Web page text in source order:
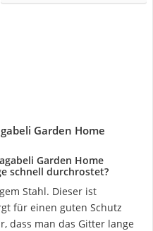
Garden Home
Garden Home
schnell durchrostet?
Stahl. Dieser ist
für einen guten Schutz
dass man das Gitter lange